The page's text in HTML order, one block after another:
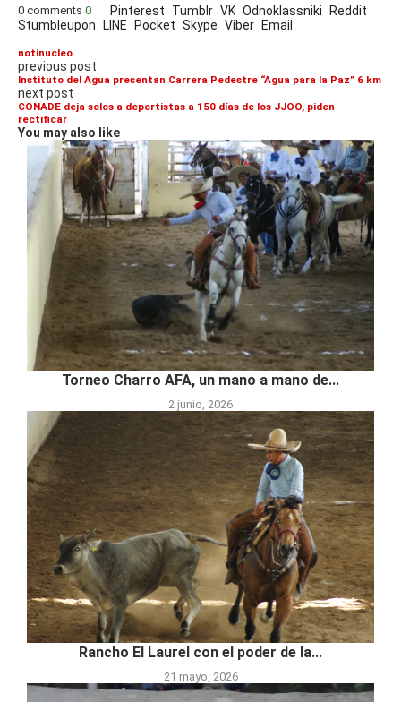
0 comments 0 Pinterest Tumblr VK Odnoklassniki Reddit
Stumbleupon LINE Pocket Skype Viber Email
notinucleo
previous post
Instituto del Agua presentan Carrera Pedestre “Agua para la Paz” 6 km
next post
CONADE deja solos a deportistas a 150 días de los JJOO, piden
rectificar
You may also like
Torneo Charro AFA, un mano a mano de...
2 junio, 2026
Rancho El Laurel con el poder de la...
21 mayo, 2026